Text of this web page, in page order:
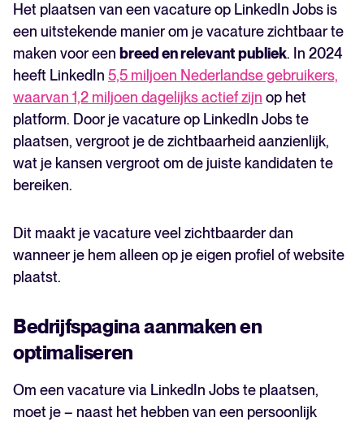
Het plaatsen van een vacature op LinkedIn Jobs is
een uitstekende manier om je vacature zichtbaar te
maken voor een breed en relevant publiek. In 2024
heeft LinkedIn 5,5 miljoen Nederlandse gebruikers,
waarvan 1,2 miljoen dagelijks actief zijn op het
platform. Door je vacature op LinkedIn Jobs te
plaatsen, vergroot je de zichtbaarheid aanzienlijk,
wat je kansen vergroot om de juiste kandidaten te
bereiken.
Dit maakt je vacature veel zichtbaarder dan
wanneer je hem alleen op je eigen profiel of website
plaatst.
Bedrijfspagina aanmaken en
optimaliseren
Om een vacature via LinkedIn Jobs te plaatsen,
moet je – naast het hebben van een persoonlijk